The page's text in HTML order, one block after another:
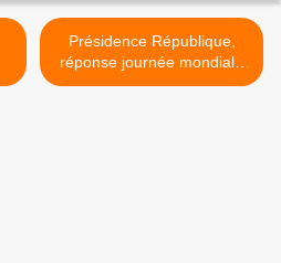
Présidence République,
réponse journée mondiale
des animaux >